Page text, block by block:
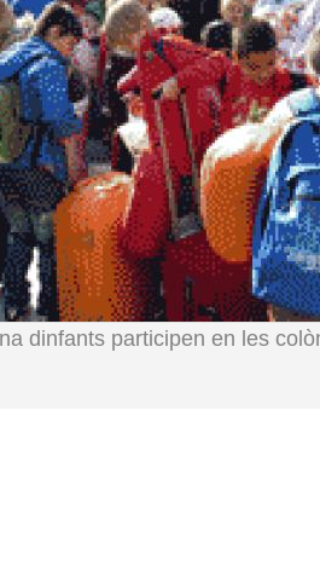
dinfants participen en les